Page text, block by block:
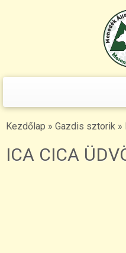
to
Kezdőlap » Gazdis sztorik »
ICA CICA